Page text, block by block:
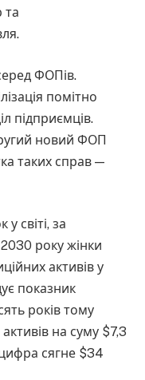
та
ФОПів.
помітно
підприємців.
новий ФОП
таких справ —
світі, за
року жінки
активів у
показник
років тому
на суму $7,3
сягне $34